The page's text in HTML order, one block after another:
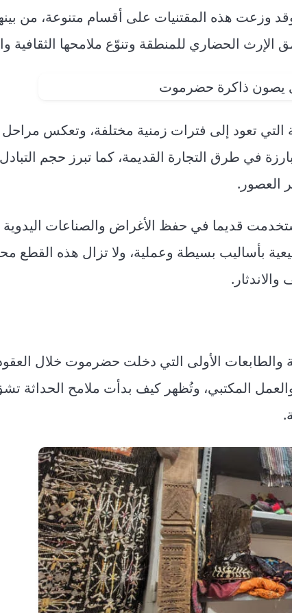
وزعت هذه المقتنيات على أقسام متنوعة، من
الحضاري للمنطقة وتنوّع ملامحها الثقافية
تعود إلى فترات زمنية مختلفة، وتعكس
في طرق التجارة القديمة، كما تبرز حجم
العصور.
قديما في حفظ الأغراض والصناعات اليدوية
بأساليب بسيطة وعملية، ولا تزال هذه القطع
والطابعات الأولى التي دخلت حضرموت خلال
المكتبي، وتُظهر كيف بدأت ملامح الحداثة